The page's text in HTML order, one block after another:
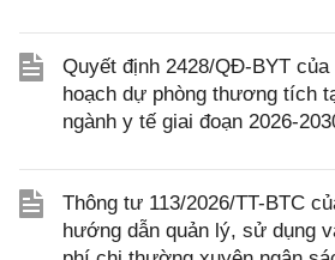
Quyết định 2428/QĐ-BYT
hoạch dự phòng thương tích
ngành y tế giai đoạn 2026-
Thông tư 113/2026/TT-BTC
hướng dẫn quản lý, sử dụng